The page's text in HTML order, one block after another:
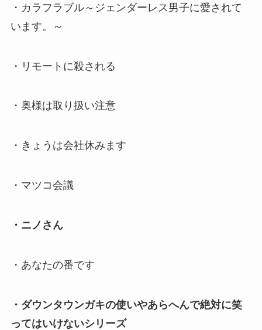
・カラフラブル～ジェンダーレス男子に愛されて
います。～
・リモートに殺される
・奥様は取り扱い注意
・きょうは会社休みます
・マツコ会議
・ニノさん
・あなたの番です
・ダウンタウンガキの使いやあらへんで絶対に笑
ってはいけないシリーズ